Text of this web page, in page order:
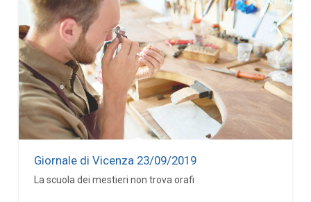
Giornale di Vicenza 23/09/2019
La scuola dei mestieri non trova orafi